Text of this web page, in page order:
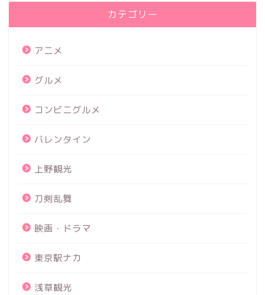
カテゴリー
アニメ
グルメ
コンビニグルメ
バレンタイン
上野観光
刀剣乱舞
映画・ドラマ
東京駅ナカ
浅草観光